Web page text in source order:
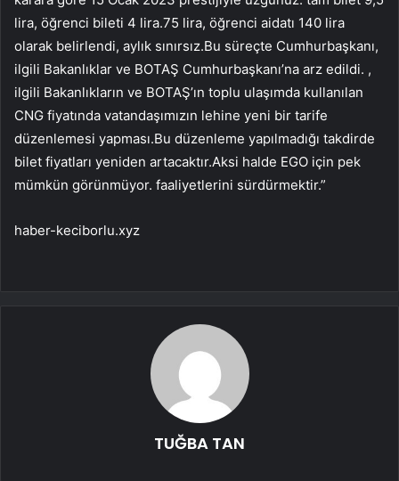
lira, öğrenci bileti 4 lira.75 lira, öğrenci aidatı 140 lira
olarak belirlendi, aylık sınırsız.Bu süreçte Cumhurbaşkanı,
ilgili Bakanlıklar ve BOTAŞ Cumhurbaşkanı’na arz edildi. ,
ilgili Bakanlıkların ve BOTAŞ’ın toplu ulaşımda kullanılan
CNG fiyatında vatandaşımızın lehine yeni bir tarife
düzenlemesi yapması.Bu düzenleme yapılmadığı takdirde
bilet fiyatları yeniden artacaktır.Aksi halde EGO için pek
mümkün görünmüyor. faaliyetlerini sürdürmektir.”
haber-keciborlu.xyz
TUĞBA TAN